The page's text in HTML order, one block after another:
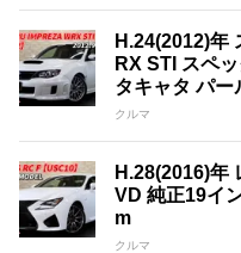
H.24(2012)年
RX STI スペ
タキャタ パ
クルマ
H.28(2016)年
VD 純正19イ
m
クルマ